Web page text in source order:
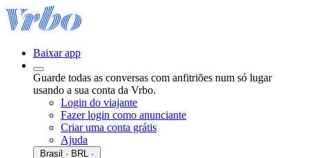
Baixar app
Guarde todas as conversas com anfitriões num só lugar
usando a sua conta da Vrbo.
Login do viajante
Fazer login como anunciante
Criar uma conta grátis
Ajuda